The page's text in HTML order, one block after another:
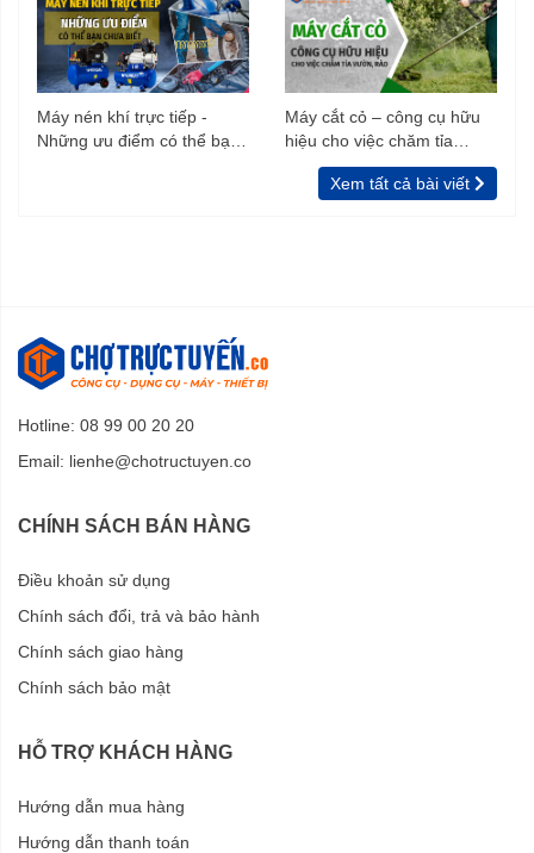
Máy nén khí trực tiếp -
Những ưu điểm có thể bạn
Máy cắt cỏ – công cụ hữu
hiệu cho việc chăm tỉa
vườn, rào
Xem tất cả bài viết
Hotline: 08 99 00 20 20
Email: lienhe@chotructuyen.co
CHÍNH SÁCH BÁN HÀNG
Điều khoản sử dụng
Chính sách đổi, trả và bảo hành
Chính sách giao hàng
Chính sách bảo mật
HỖ TRỢ KHÁCH HÀNG
Hướng dẫn mua hàng
Hướng dẫn thanh toán